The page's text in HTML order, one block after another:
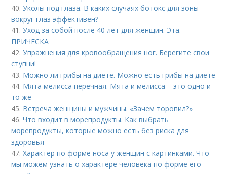
40.Уколы под глаза. В каких случаях ботокс для зоны
вокруг глаз эффективен?
41.Уход за собой после 40 лет для женщин. Эта.
ПРИЧЕСКА
42.Упражнения для кровообращения ног. Берегите свои
ступни!
43. Можно ли грибы на диете. Можно есть грибы на диете
44. Мята мелисса перечная. Мята и мелисса – это одно и
то же
45. Встреча женщины и мужчины. «Зачем торопил?»
46.Что входит в морепродукты. Как выбрать
морепродукты, которые можно есть без риска для
здоровья
47.Характер по форме носа у женщин с картинками. Что
мы можем узнать о характере человека по форме его